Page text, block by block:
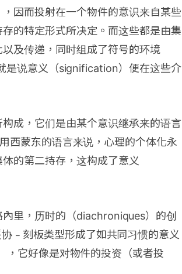
因而投射在一个物件的意识来自某些
的特定形式所决定。而这些都是由集
及传递，同时组成了符号的环境
是说意义（signification）便在这些介
成，它们是由某个意识继承来的语言
西蒙东的语言来说，心理的个体化永
的第二持存，这构成了意义
里，历时的（diachroniques）的创
﹣刻板类型形成了如共同习惯的意义
，它好像是对物件的投资（或者投